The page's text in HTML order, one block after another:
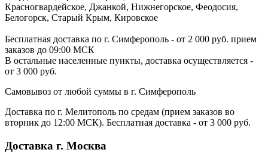
Красногвардейское, Джанкой, Нижнегорское, Феодосия,
Белогорск, Старый Крым, Кировское
Бесплатная доставка по г. Симферополь - от 2 000 руб. прием
заказов до 09:00 МСК
В остальные населенные пункты, доставка осуществляется -
от 3 000 руб.
Самовывоз от любой суммы в г. Симферополь
Доставка по г. Мелитополь по средам (прием заказов во
вторник до 12:00 МСК). Бесплатная доставка - от 3 000 руб.
Доставка г. Москва